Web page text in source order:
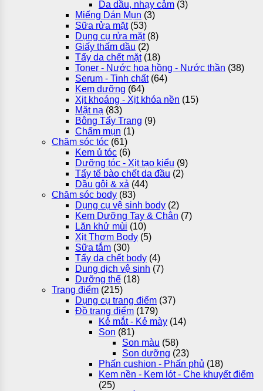
Da dầu, nhạy cảm (3)
Miếng Dán Mụn (3)
Sữa rửa mặt (53)
Dụng cụ rửa mặt (8)
Giấy thấm dầu (2)
Tẩy da chết mặt (18)
Toner - Nước hoa hồng - Nước thần (38)
Serum - Tinh chất (64)
Kem dưỡng (64)
Xịt khoáng - Xịt khóa nền (15)
Mặt nạ (83)
Bông Tẩy Trang (9)
Chấm mụn (1)
Chăm sóc tóc (61)
Kem ủ tóc (6)
Dưỡng tóc - Xịt tạo kiểu (9)
Tẩy tế bào chết da đầu (2)
Dầu gôi & xả (44)
Chăm sóc body (83)
Dụng cụ vệ sinh body (2)
Kem Dưỡng Tay & Chân (7)
Lăn khử mùi (10)
Xịt Thơm Body (5)
Sữa tắm (30)
Tẩy da chết body (4)
Dung dịch vệ sinh (7)
Dưỡng thể (18)
Trang điểm (215)
Dụng cụ trang điểm (37)
Đồ trang điểm (179)
Kẻ mắt - Kẻ mày (14)
Son (81)
Son màu (58)
Son dưỡng (23)
Phấn cushion - Phấn phủ (18)
Kem nền - Kem lót - Che khuyết điểm
(25)